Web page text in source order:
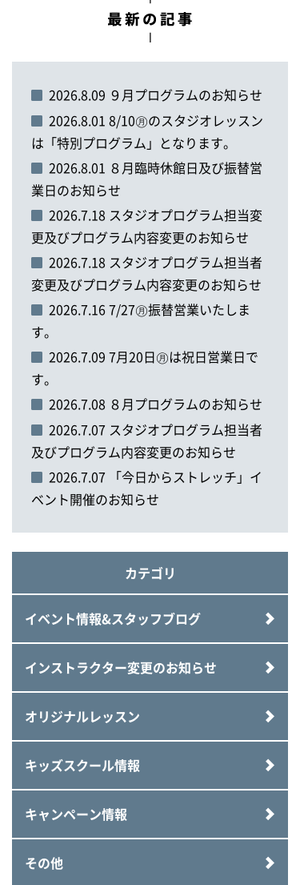
2026.8.09 ９月プログラムのお知らせ
2026.8.01 8/10㊊のスタジオレッスン
は「特別プログラム」となります。
2026.8.01 ８月臨時休館日及び振替営
業日のお知らせ
2026.7.18 スタジオプログラム担当変
更及びプログラム内容変更のお知らせ
2026.7.18 スタジオプログラム担当者
変更及びプログラム内容変更のお知らせ
2026.7.16 7/27㊊振替営業いたしま
す。
2026.7.09 7月20日㊊は祝日営業日で
す。
2026.7.08 ８月プログラムのお知らせ
2026.7.07 スタジオプログラム担当者
及びプログラム内容変更のお知らせ
2026.7.07 「今日からストレッチ」イ
ベント開催のお知らせ
カテゴリ
イベント情報&スタッフブログ
インストラクター変更のお知らせ
オリジナルレッスン
キッズスクール情報
キャンペーン情報
その他